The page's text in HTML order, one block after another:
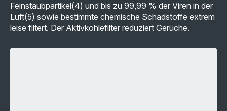
Feinstaubpartikel(4) und bis zu 99,99 % der Viren in der
Luft(5) sowie bestimmte chemische Schadstoffe extrem
leise filtert. Der Aktivkohlefilter reduziert Gerüche.